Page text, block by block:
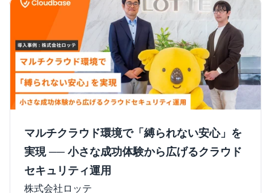
マルチクラウド環境で「縛られない安心」を
実現 ── 小さな成功体験から広げるクラウド
セキュリティ運用
株式会社ロッテ